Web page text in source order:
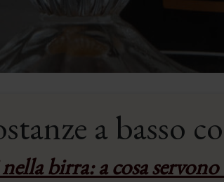
a basso
birra: a cosa servono